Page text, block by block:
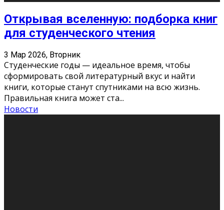
Открывая вселенную: подборка книг
для студенческого чтения
3 Мар 2026, Вторник
Студенческие годы — идеальное время, чтобы
сформировать свой литературный вкус и найти
книги, которые станут спутниками на всю жизнь.
Правильная книга может ста...
Новости